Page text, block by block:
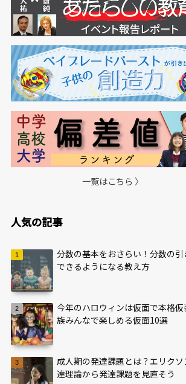
一覧はこちら 〉
人気の記事
分数の基本をおさらい！分数の
できるようになる教え方
今年のハロウィンは仮面で本格
族みんなで楽しめる仮面10選
成人期の発達課題とは？エリク
達理論から発達課題を見直そう